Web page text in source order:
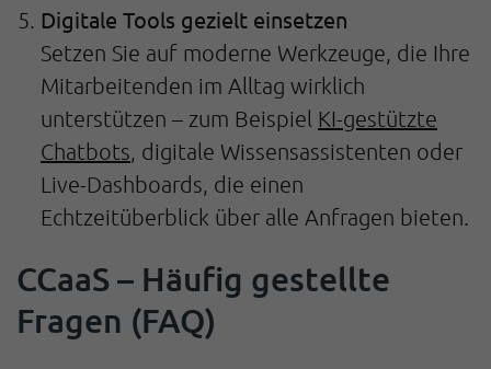
Digitale Tools gezielt einsetzen
Setzen Sie auf moderne Werkzeuge, die Ihre
Mitarbeitenden im Alltag wirklich
unterstützen – zum Beispiel KI-gestützte
Chatbots, digitale Wissensassistenten oder
Live-Dashboards, die einen
Echtzeitüberblick über alle Anfragen bieten.
CCaaS – Häufig gestellte
Fragen (FAQ)